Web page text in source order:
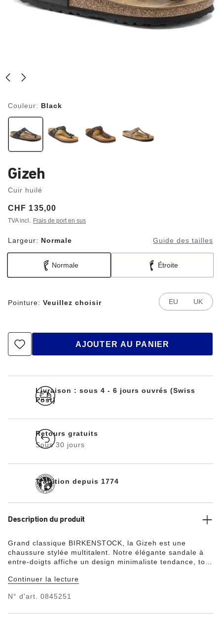
Couleur: Black
Gizeh
Cuir huilé
Price:
CHF 135,00
TVA incl. Frais de port en sus
Largeur: Normale Guide des tailles
Normale Étroite
Pointure: Veuillez choisir EU UK
AJOUTER AU PANIER
Livraison : sous 4 - 6 jours ouvrés (Swiss
Post)
Retours gratuits
Sous 30 jours
Tradition depuis 1774
Description du produit
Grand classique BIRKENSTOCK, la Gizeh est une
chaussure stylée multitalent. Notre élégante sandale à
entre-doigts affiche un design minimaliste tendance, tout
confectionnée dans un cuir nubuck huilé particulièrement
Continuer la lecture
N° d'art. 0845251